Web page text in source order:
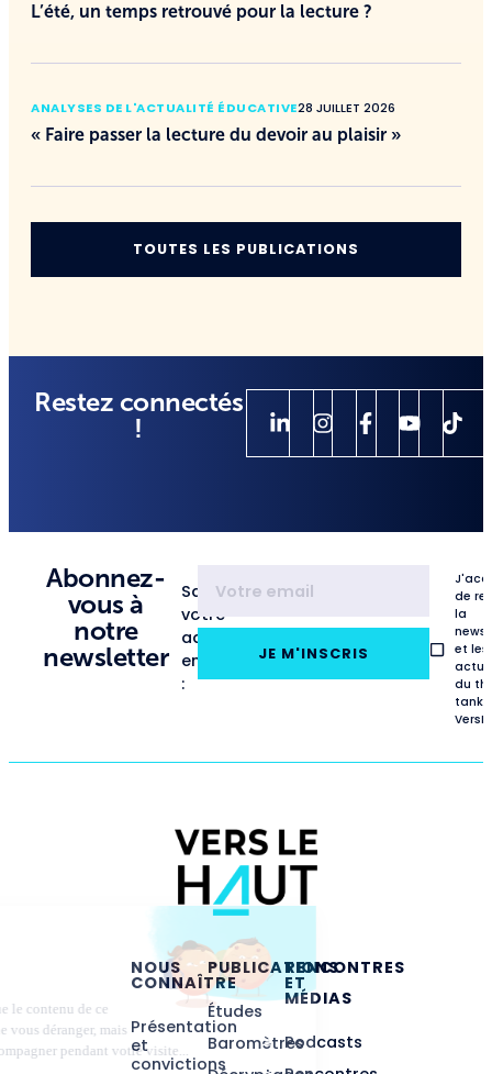
L’été, un temps retrouvé pour la lecture ?
ANALYSES DE L'ACTUALITÉ ÉDUCATIVE28 JUILLET 2026
« Faire passer la lecture du devoir au plaisir »
TOUTES LES PUBLICATIONS
Restez connectés
!
Abonnez-
vous à
notre
newsletter
Saisissez
votre
adresse
email
:
JE M'INSCRIS
de
la
et les
du
tank
NOUS
CONNAÎTRE
Présentation
et
convictions
PUBLICATIONS
Études
Baromètres
RENCONTRES
ET
MÉDIAS
Podcasts